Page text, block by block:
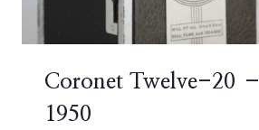
Coronet Twelve-20 –
1950